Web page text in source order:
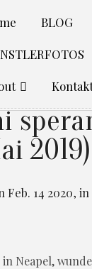
BLOG
2019)
Feb. 14 2020, in
in Neapel,